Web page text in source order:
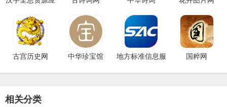
古宫历史网 中华珍宝馆
地方标准信息服
国粹网
相关分类